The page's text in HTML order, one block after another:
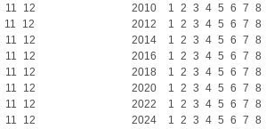
11 12 2010 1 2 3 4 5 6 7 8
11 12 2012 1 2 3 4 5 6 7 8
11 12 2014 1 2 3 4 5 6 7 8
11 12 2016 1 2 3 4 5 6 7 8
11 12 2018 1 2 3 4 5 6 7 8
11 12 2020 1 2 3 4 5 6 7 8
11 12 2022 1 2 3 4 5 6 7 8
11 12 2024 1 2 3 4 5 6 7 8